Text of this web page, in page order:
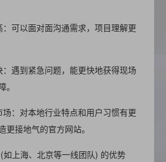
：可以面对面沟通需求，项目理解更
：遇到紧急问题，能更快地获得现场
场：对本地行业特点和用户习惯有更
更接地气的官方网站。
如上海、北京等一线团队) 的优势